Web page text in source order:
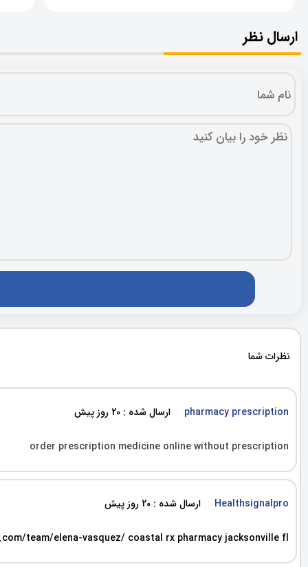
ارسال نظر
نظرات شما
pharmacy prescription ارسال شده : 20 روز پیش
order prescription medicine online without prescription
Healthsignalpro ارسال شده : 20 روز پیش
team/elena-vasquez/ coastal rx pharmacy jacksonville fl